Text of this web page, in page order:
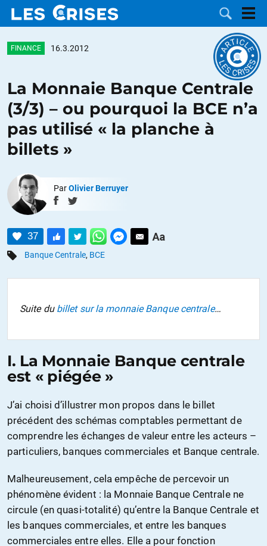
LES
DOSSIERS
CATÉGORIES
NOUS
DON
FINANCE 16.3.2012
La Monnaie Banque Centrale
(3/3) – ou pourquoi la BCE n’a
pas utilisé « la planche à
billets »
ParOlivier Berruyer
37
Banque Centrale, BCE
Suite du billet sur la monnaie Banque centrale…
I. La Monnaie Banque centrale
est « piégée »
J’ai choisi d’illustrer mon propos dans le billet
précédent des schémas comptables permettant de
comprendre les échanges de valeur entre les acteurs –
particuliers, banques commerciales et Banque centrale.
Malheureusement, cela empêche de percevoir un
phénomène évident : la Monnaie Banque Centrale ne
circule (en quasi-totalité) qu’entre la Banque Centrale et
les banques commerciales, et entre les banques
commerciales entre elles. Elle a pour fonction